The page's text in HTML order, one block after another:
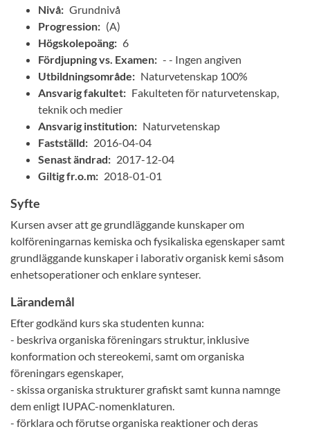
Nivå: Grundnivå
Progression: (A)
Högskolepoäng: 6
Fördjupning vs. Examen: - - Ingen angiven
Utbildningsområde: Naturvetenskap 100%
Ansvarig fakultet: Fakulteten för naturvetenskap,
teknik och medier
Ansvarig institution: Naturvetenskap
Fastställd: 2016-04-04
Senast ändrad: 2017-12-04
Giltig fr.o.m: 2018-01-01
Syfte
Kursen avser att ge grundläggande kunskaper om
kolföreningarnas kemiska och fysikaliska egenskaper samt
grundläggande kunskaper i laborativ organisk kemi såsom
enhetsoperationer och enklare synteser.
Lärandemål
Efter godkänd kurs ska studenten kunna:
- beskriva organiska föreningars struktur, inklusive
konformation och stereokemi, samt om organiska
föreningars egenskaper,
- skissa organiska strukturer grafiskt samt kunna namnge
dem enligt IUPAC-nomenklaturen.
- förklara och förutse organiska reaktioner och deras